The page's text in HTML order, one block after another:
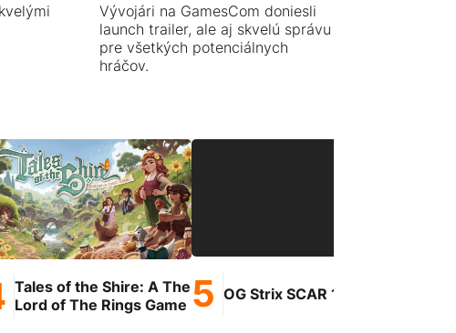
Vývojári na GamesCom doniesli
launch trailer, ale aj skvelú správu
pre všetkých potenciálnych
hráčov.
Tales of the Shire: A The
Lord of The Rings Game
OG Strix SCAR 18